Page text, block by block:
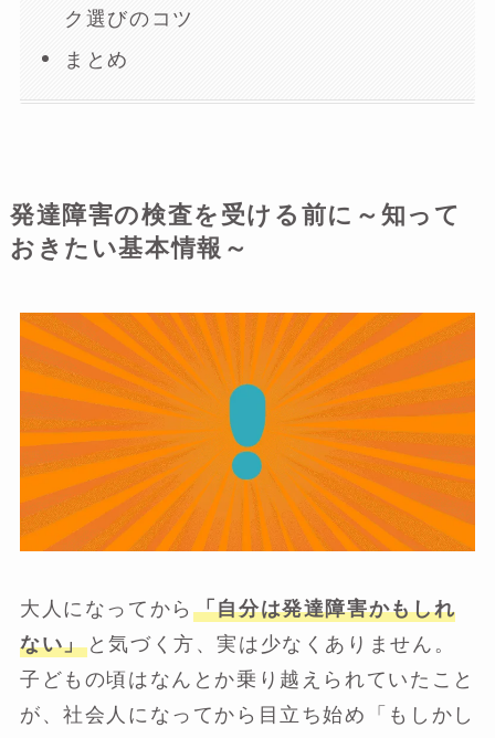
ク選びのコツ
まとめ
発達障害の検査を受ける前に～知って
おきたい基本情報～
大人になってから 「自分は発達障害かもしれ
ない」と気づく方、実は少なくありません。
子どもの頃はなんとか乗り越えられていたこと
が、社会人になってから目立ち始め「もしかし